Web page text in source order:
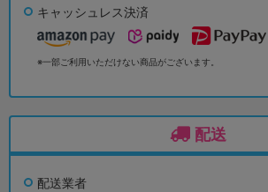
キャッシュレス決済
※一部ご利用いただけない商品がございます。
配送
配送業者